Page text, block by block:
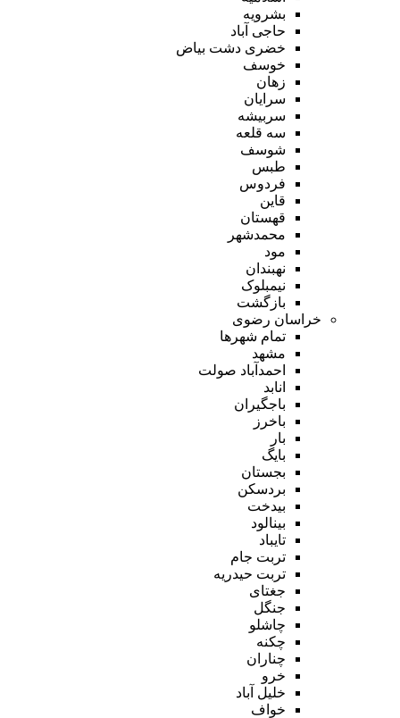
بشرویه
حاجی آباد
خضری دشت بیاض
خوسف
زهان
سرایان
سربیشه
سه قلعه
شوسف
طبس
فردوس
قاین
قهستان
محمدشهر
مود
نهبندان
نیمبلوک
بازگشت
خراسان رضوی
تمام شهر‌ها
مشهد
احمدآباد صولت
انابد
باجگیران
باخرز
بار
بایگ
بجستان
بردسکن
بیدخت
بینالود
تایباد
تربت جام
تربت حیدریه
جغتای
جنگل
چاشلو
چکنه
چناران
خرو
خلیل آباد
خواف